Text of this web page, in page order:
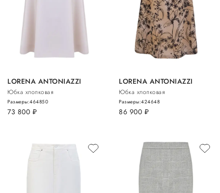
LORENA ANTONIAZZI
Юбка хлопковая
73 800 руб.
Размеры:464850
LORENA ANTONIAZZI
Юбка хлопковая
86 900 руб.
Размеры:424648